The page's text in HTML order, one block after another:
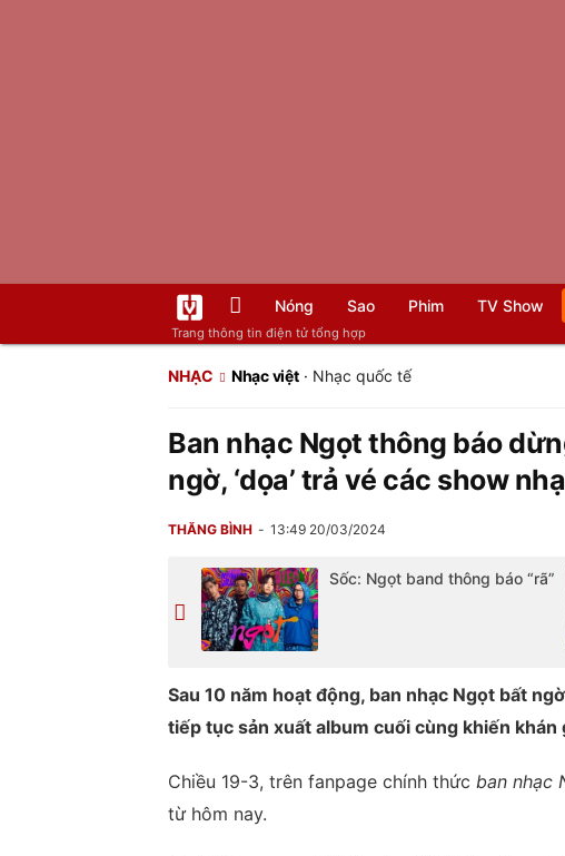
Trang thông tin điện tử tổng hợp
Nóng Sao Phim TV Show
NHẠC Nhạc việt · Nhạc quốc tế
Ban nhạc Ngọt thông báo
ngờ, ‘dọa’ trả vé các show
THĂNG BÌNH 13:49 20/03/2024
Sốc: Ngọt band thông báo “rã”
Sau 10 năm hoạt động, ban nhạc Ngọt bất
tiếp tục sản xuất album cuối cùng khiến khán
Chiều 19-3, trên fanpage chính thức ban nhạc
từ hôm nay.